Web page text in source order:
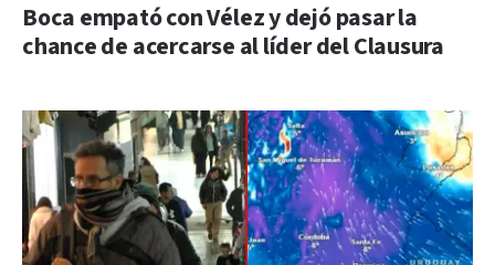
Boca empató con Vélez y dejó pasar la
chance de acercarse al líder del Clausura